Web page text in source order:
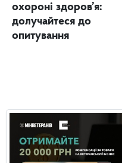
охороні здоров’я:
долучайтеся до
опитування